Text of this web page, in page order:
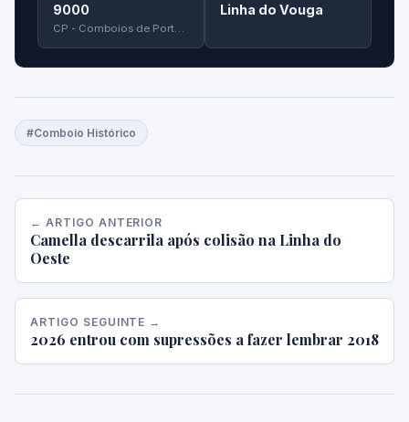
9000
CP - Comboios de Portugal
Linha do Vouga
#Comboio Histórico
← ARTIGO ANTERIOR
Camella descarrila após colisão na Linha do
Oeste
ARTIGO SEGUINTE →
2026 entrou com supressões a fazer lembrar 2018